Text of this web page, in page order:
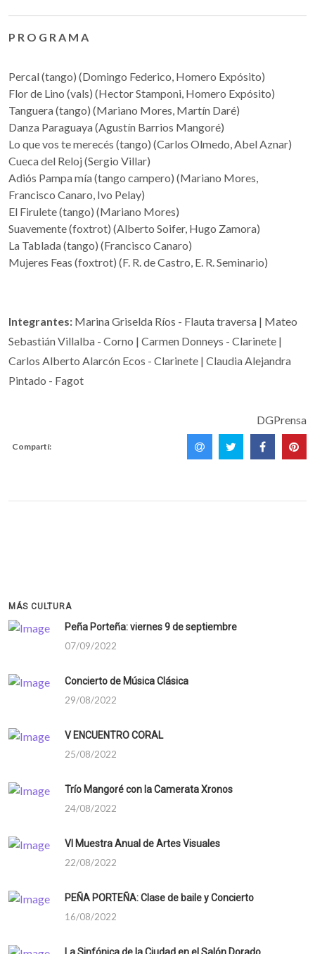
P R O G R A M A
Percal (tango) (Domingo Federico, Homero Expósito)
Flor de Lino (vals) (Hector Stamponi, Homero Expósito)
Tanguera (tango) (Mariano Mores, Martín Daré)
Danza Paraguaya (Agustín Barrios Mangoré)
Lo que vos te merecés (tango) (Carlos Olmedo, Abel Aznar)
Cueca del Reloj (Sergio Villar)
Adiós Pampa mía (tango campero) (Mariano Mores,
Francisco Canaro, Ivo Pelay)
El Firulete (tango) (Mariano Mores)
Suavemente (foxtrot) (Alberto Soifer, Hugo Zamora)
La Tablada (tango) (Francisco Canaro)
Mujeres Feas (foxtrot) (F. R. de Castro, E. R. Seminario)
Integrantes: Marina Griselda Ríos - Flauta traversa | Mateo
Sebastián Villalba - Corno | Carmen Donneys - Clarinete |
Carlos Alberto Alarcón Ecos - Clarinete | Claudia Alejandra
Pintado - Fagot
DGPrensa
Compartí:
MÁS CULTURA
Peña Porteña: viernes 9 de septiembre
07/09/2022
Concierto de Música Clásica
29/08/2022
V ENCUENTRO CORAL
25/08/2022
Trío Mangoré con la Camerata Xronos
24/08/2022
VI Muestra Anual de Artes Visuales
22/08/2022
PEÑA PORTEÑA: Clase de baile y Concierto
16/08/2022